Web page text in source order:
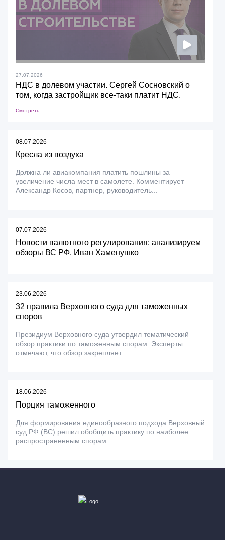
27.07.2026
НДС в долевом участии. Сергей Сосновский о
том, когда застройщик все-таки платит НДС.
Смотреть
08.07.2026
Кресла из воздуха
Должна ли авиакомпания платить пошлины за
увеличение числа мест в самолете. Комментирует
Александр Косов, партнер, руководитель...
07.07.2026
Новости валютного регулирования: анализируем
обзоры ВС РФ. Иван Хаменушко
23.06.2026
32 правила Верховного суда для таможенных
споров
Президиум Верховного суда утвердил тематический
обзор практики по таможенным спорам. Эксперты
отмечают, что обзор закрепляет...
18.06.2026
Порция таможенного
Для формирования единообразного подхода Верховный
суд РФ (ВС) решил обобщить практику по наиболее
распространенным спорам...